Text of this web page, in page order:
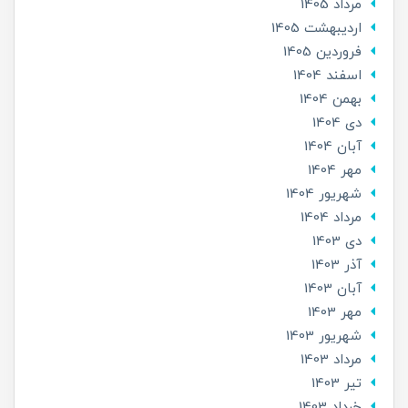
مرداد 1405
ارديبهشت 1405
فروردین 1405
اسفند 1404
بهمن 1404
دی 1404
آبان 1404
مهر 1404
شهریور 1404
مرداد 1404
دی 1403
آذر 1403
آبان 1403
مهر 1403
شهریور 1403
مرداد 1403
تير 1403